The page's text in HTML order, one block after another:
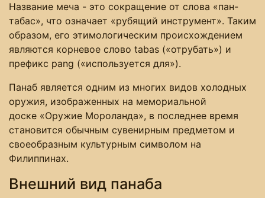
Название меча - это сокращение от слова «пан-
табас», что означает «рубящий инструмент». Таким
образом, его этимологическим происхождением
являются корневое слово tabas («отрубать») и
префикс pang («используется для»).
Панаб является одним из многих видов холодных
оружия, изображенных на мемориальной
доске «Оружие Мороланда», в последнее время
становится обычным сувенирным предметом и
своеобразным культурным символом на
Филиппинах.
Внешний вид панаба